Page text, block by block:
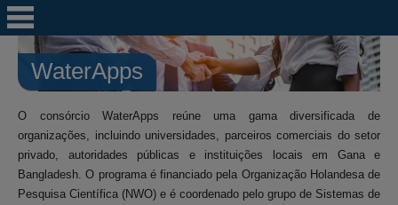
WaterApps
O consórcio WaterApps reúne uma gama diversificada de
organizações, incluindo universidades, parceiros comerciais do setor
privado, autoridades públicas e instituições locais em Gana e
Bangladesh. O programa é financiado pela Organização Holandesa de
Pesquisa Científica (NWO) e é coordenado pelo grupo de Sistemas de